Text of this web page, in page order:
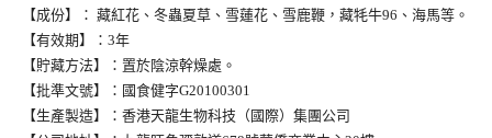
【成份】： 藏紅花、冬蟲夏草、雪蓮花、雪鹿鞭，藏牦牛96、海馬等。
【有效期】：3年
【貯藏方法】：置於陰涼幹燥處。
【批準文號】：國食健字G20100301
【生產製造】：香港天龍生物科技（國際）集團公司